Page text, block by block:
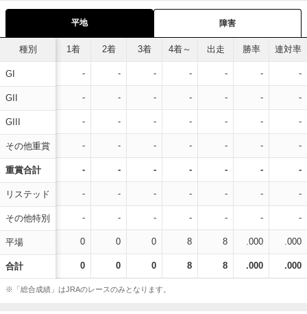
平地 障害
種別
GI
GII
GIII
その他重賞
重賞合計
リステッド
その他特別
平場
合計
1着 2着 3着 4着～ 出走 勝率 連対率
- - - - - - -
- - - - - - -
- - - - - - -
- - - - - - -
- - - - - - -
- - - - - - -
- - - - - - -
0 0 0 8 8 .000 .000
0 0 0 8 8 .000 .000
※「総合成績」はJRAのレースのみとなります。